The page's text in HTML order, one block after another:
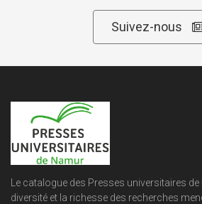
Suivez-nous
Le catalogue des Presses universitaires de
diversité et la richesse des recherches